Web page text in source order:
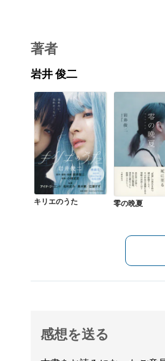
著者
岩井 俊二
キリエのうた 零の晩夏
感想を送る